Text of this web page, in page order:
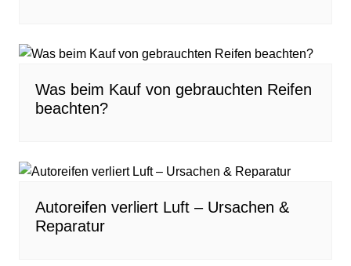
Was beim Kauf von gebrauchten Reifen
beachten?
Autoreifen verliert Luft – Ursachen &
Reparatur